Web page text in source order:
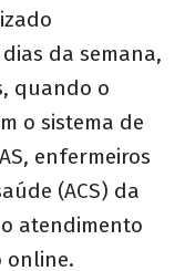
da semana,
quando o
o sistema de
enfermeiros
(ACS) da
atendimento
online.